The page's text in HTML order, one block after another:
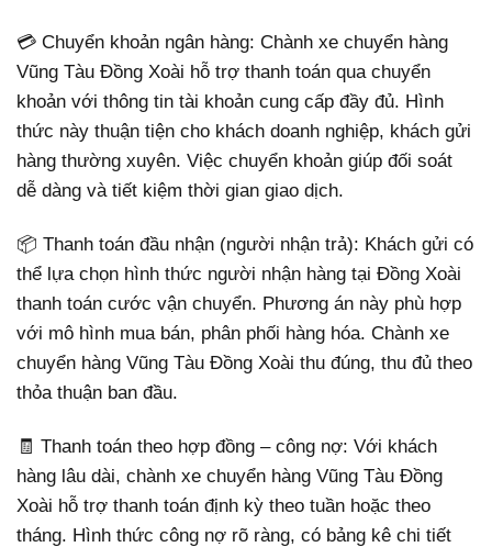
💳 Chuyển khoản ngân hàng: Chành xe chuyển hàng
Vũng Tàu Đồng Xoài hỗ trợ thanh toán qua chuyển
khoản với thông tin tài khoản cung cấp đầy đủ. Hình
thức này thuận tiện cho khách doanh nghiệp, khách gửi
hàng thường xuyên. Việc chuyển khoản giúp đối soát
dễ dàng và tiết kiệm thời gian giao dịch.
📦 Thanh toán đầu nhận (người nhận trả): Khách gửi có
thể lựa chọn hình thức người nhận hàng tại Đồng Xoài
thanh toán cước vận chuyển. Phương án này phù hợp
với mô hình mua bán, phân phối hàng hóa. Chành xe
chuyển hàng Vũng Tàu Đồng Xoài thu đúng, thu đủ theo
thỏa thuận ban đầu.
🧾 Thanh toán theo hợp đồng – công nợ: Với khách
hàng lâu dài, chành xe chuyển hàng Vũng Tàu Đồng
Xoài hỗ trợ thanh toán định kỳ theo tuần hoặc theo
tháng. Hình thức công nợ rõ ràng, có bảng kê chi tiết